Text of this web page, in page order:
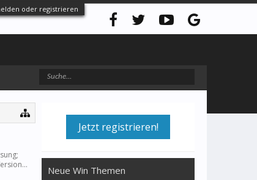
oder registrieren
Jetzt registrieren!
Neue Win Themen